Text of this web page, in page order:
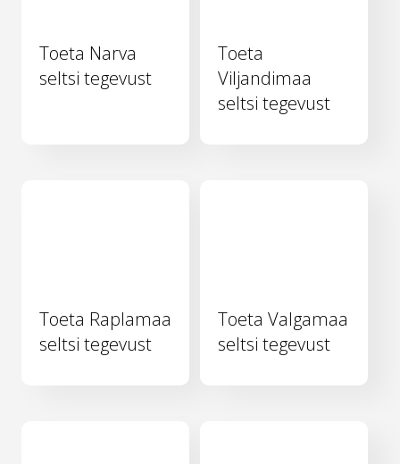
Toeta Narva
seltsi tegevust
Toeta
Viljandimaa
seltsi tegevust
Toeta Raplamaa
seltsi tegevust
Toeta Valgamaa
seltsi tegevust